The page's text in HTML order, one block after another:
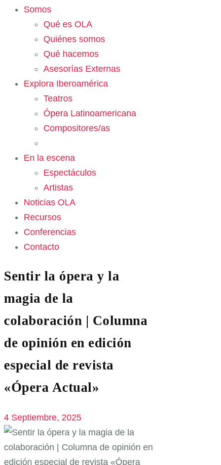
Somos
Qué es OLA
Quiénes somos
Qué hacemos
Asesorías Externas
Explora Iberoamérica
Teatros
Ópera Latinoamericana
Compositores/as
En la escena
Espectáculos
Artistas
Noticias OLA
Recursos
Conferencias
Contacto
Sentir la ópera y la
magia de la
colaboración | Columna
de opinión en edición
especial de revista
«Ópera Actual»
4 Septiembre, 2025